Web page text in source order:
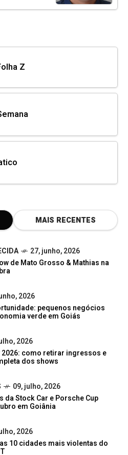
Z
MAIS RECENTES
27, junho, 2026
de Mato Grosso & Mathias na
2026
pequenos negócios
verde em Goiás
2026
2026: como retirar ingressos e
dos shows
09, julho, 2026
da Stock Car e Porsche Cup
em Goiânia
2026
10 cidades mais violentas do